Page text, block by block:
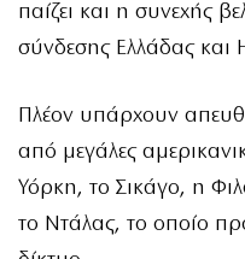
παίζει και η συνεχής
σύνδεσης Ελλάδας και
Πλέον υπάρχουν
από μεγάλες
Υόρκη, το Σικάγο, η
το Ντάλας, το οποίο